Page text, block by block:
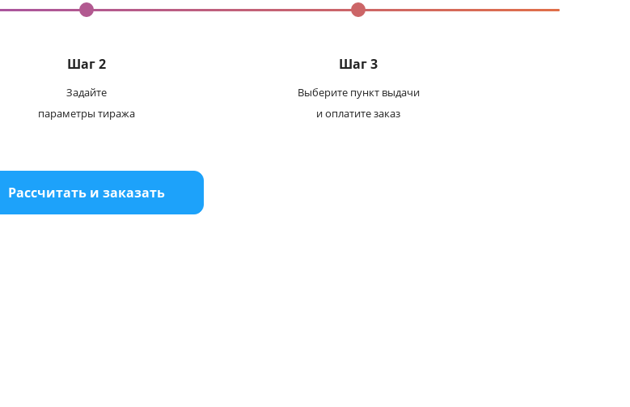
Шаг 2
Задайте
параметры тиража
Шаг 3
Выберите пункт выдачи
и оплатите заказ
Рассчитать и заказать